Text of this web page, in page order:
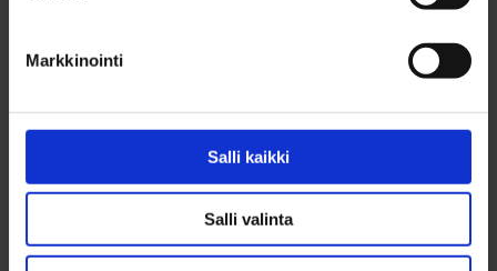
Markkinointi
Salli kaikki
Salli valinta
maaliskuu 2021
tammikuu 2021
joulukuu 2020
marraskuu 2020
lokakuu 2020
syyskuu 2020
elokuu 2020